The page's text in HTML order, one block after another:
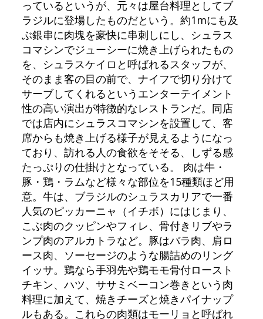
っているというが、元々は屋台料理としてブ
ラジルに登場したものだという。約1mにも及
ぶ銀串に肉塊を豪快に串刺しにし、シュラス
コマシンでジューシーに焼き上げられたもの
を、シュラスケイロと呼ばれるスタッフが、
そのまま客の目の前で、ナイフで切り分けて
サーブしてくれるというエンターテイメント
性の高い演出が特徴的なレストランだ。同店
では店内にシュラスコマシンを設置して、客
席からも焼き上げる様子が見えるようになっ
ており、訪れる人の食欲をそそる、しずる感
たっぷりの仕掛けとなっている。 肉は牛・
豚・鶏・ラムなど様々な部位を15種類ほど用
意。牛は、ブラジルのシュラスカリアで一番
人気のピッカーニャ（イチボ）にはじまり、
こぶ肉のクッピンやフィレ、骨付きリブやラ
ンプ肉のアルカトラなど。豚はバラ肉、肩ロ
ース肉、ソーセージのような腸詰めのリング
イッサ。鶏なら手羽先や鶏モモ骨付ロースト
チキン、ハツ、ササミベーコン巻きという肉
料理に加えて、焼きチーズと焼きパイナップ
ルもある。これらの肉類はモーリョと呼ばれ